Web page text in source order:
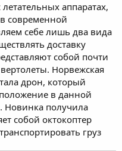
аппаратах,
современной
себе лишь два вида
доставку
собой почти
Норвежская
дрон, который
в данной
Новинка получила
собой октокоптер
груз